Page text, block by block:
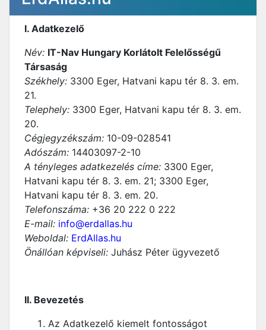
I. Adatkezelő
Név: IT-Nav Hungary Korlátolt Felelősségű
Társaság
Székhely: 3300 Eger, Hatvani kapu tér 8. 3. em.
21.
Telephely: 3300 Eger, Hatvani kapu tér 8. 3. em.
20.
Cégjegyzékszám: 10-09-028541
Adószám: 14403097-2-10
A tényleges adatkezelés címe: 3300 Eger,
Hatvani kapu tér 8. 3. em. 21; 3300 Eger,
Hatvani kapu tér 8. 3. em. 20.
Telefonszáma: +36 20 222 0 222
E-mail: info@erdallas.hu
Weboldal: ErdAllas.hu
Önállóan képviseli: Juhász Péter ügyvezető
II. Bevezetés
Az Adatkezelő kiemelt fontosságot